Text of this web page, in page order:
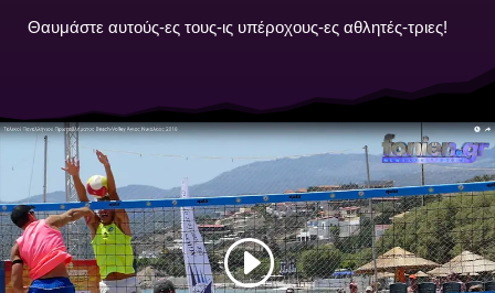
Θαυμάστε αυτούς-ες τους-ις υπέροχους-ες αθλητές-τριες!